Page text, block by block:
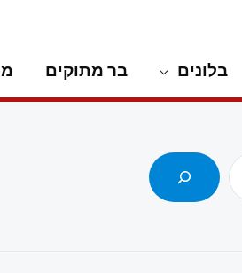
בלונים בר מתוקים